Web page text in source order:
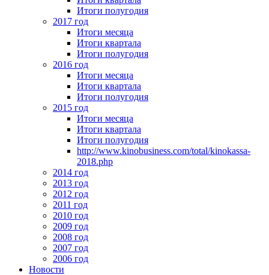
Итоги полугодия
2017 год
Итоги месяца
Итоги квартала
Итоги полугодия
2016 год
Итоги месяца
Итоги квартала
Итоги полугодия
2015 год
Итоги месяца
Итоги квартала
Итоги полугодия
http://www.kinobusiness.com/total/kinokassa-
2018.php
2014 год
2013 год
2012 год
2011 год
2010 год
2009 год
2008 год
2007 год
2006 год
Новости